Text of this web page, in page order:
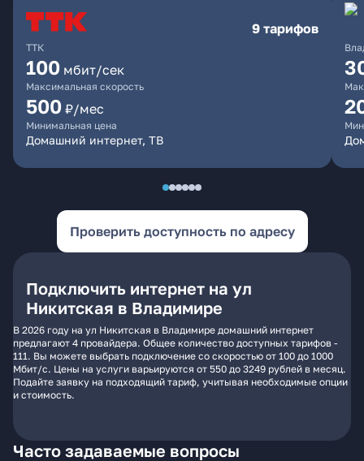
ТТК
9 тарифов
100 мбит/сек
Максимальная скорость
500 ₽/мес
Минимальная цена
Домашний интернет, ТВ
Проверить доступность по адресу
Подключить интернет на ул
Никитская в Владимире
В 2026 году на ул Никитская в Владимире домашний интернет
предлагают 4 провайдера. Общее количество доступных тарифов -
111. Вы можете выбрать подключение со скоростью от 100 до 1000
Мбит/с. Цены на услуги варьируются от 550 до 3249 рублей в месяц.
Подайте заявку на подходящий тариф, учитывая необходимые опции
и стоимость.
Часто задаваемые вопросы